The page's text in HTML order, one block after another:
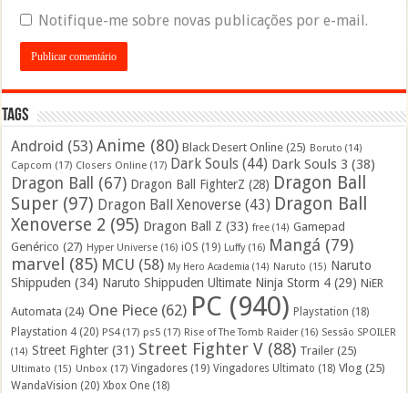
Notifique-me sobre novas publicações por e-mail.
Tags
Android (53) Anime (80) Black Desert Online (25) Boruto (14)
Capcom (17) Closers Online (17) Dark Souls (44) Dark Souls 3 (38)
Dragon Ball (67) Dragon Ball FighterZ (28) Dragon Ball
Super (97) Dragon Ball Xenoverse (43) Dragon Ball
Xenoverse 2 (95) Dragon Ball Z (33) free (14) Gamepad
Genérico (27) Hyper Universe (16) iOS (19) Luffy(16) Mangá (79)
marvel (85) MCU (58) My Hero Academia (14) Naruto (15) Naruto
Shippuden (34) Naruto Shippuden Ultimate Ninja Storm 4 (29) NiER
Automata (24) One Piece (62) PC (940) Playstation (18)
Playstation 4 (20) PS4(17) ps5 (17) Rise of The Tomb Raider (16) Sessão SPOILER
(14) Street Fighter (31) Street Fighter V (88) Trailer (25)
Ultimato (15) Unbox (17) Vingadores (19) Vingadores Ultimato (18) Vlog (25)
WandaVision (20) Xbox One (18)